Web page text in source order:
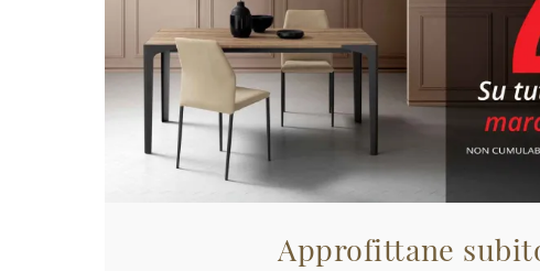
Approfittane